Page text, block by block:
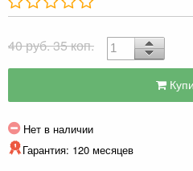
40 руб. 35 коп.
Нет в наличии
Гарантия: 120 месяцев